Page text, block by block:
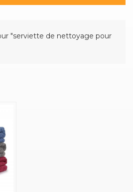
"serviette de nettoyage pour